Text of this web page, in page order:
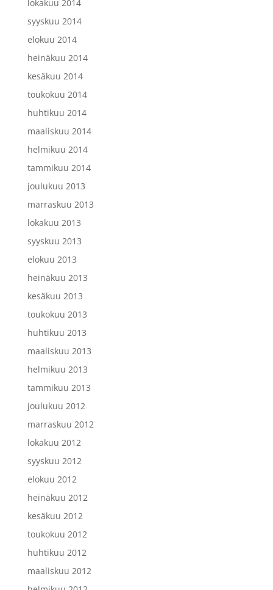
lokakuu 2014
syyskuu 2014
elokuu 2014
heinäkuu 2014
kesäkuu 2014
toukokuu 2014
huhtikuu 2014
maaliskuu 2014
helmikuu 2014
tammikuu 2014
joulukuu 2013
marraskuu 2013
lokakuu 2013
syyskuu 2013
elokuu 2013
heinäkuu 2013
kesäkuu 2013
toukokuu 2013
huhtikuu 2013
maaliskuu 2013
helmikuu 2013
tammikuu 2013
joulukuu 2012
marraskuu 2012
lokakuu 2012
syyskuu 2012
elokuu 2012
heinäkuu 2012
kesäkuu 2012
toukokuu 2012
huhtikuu 2012
maaliskuu 2012